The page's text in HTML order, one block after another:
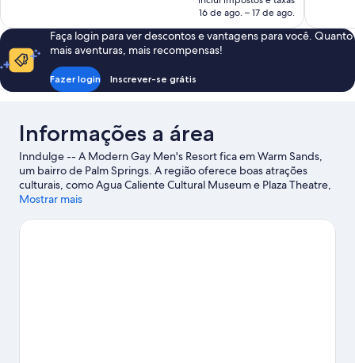
de
R$ 496
16 de ago. – 17 de ago.
Faça login para ver descontos e vantagens para você. Quanto
mais aventuras, mais recompensas!
Fazer login Inscrever-se grátis
Informações a área
Inndulge -- A Modern Gay Men's Resort fica em Warm Sands,
um bairro de Palm Springs. A região oferece boas atrações
culturais, como Agua Caliente Cultural Museum e Plaza Theatre,
e também opções para quem deseja fazer compras em Plaza de
um evento ou a um jogo em Agua Caliente Casino e reserve um
Mostrar mais